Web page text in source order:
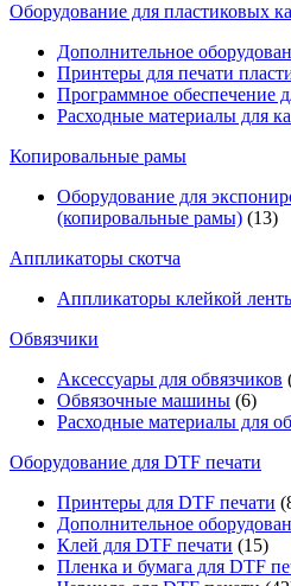
Оборудование для пластиковых
Дополнительное
Принтеры для печати
Программное обеспечение
Расходные материалы для
Копировальные рамы
Оборудование для
(копировальные рамы) (13)
Аппликаторы скотча
Аппликаторы клейкой
Обвязчики
Аксессуары для обвязчиков
Обвязочные машины (6)
Расходные материалы для
Оборудование для DTF печати
Принтеры для DTF печати
Дополнительное
Клей для DTF печати (15)
Пленка и бумага для DTF